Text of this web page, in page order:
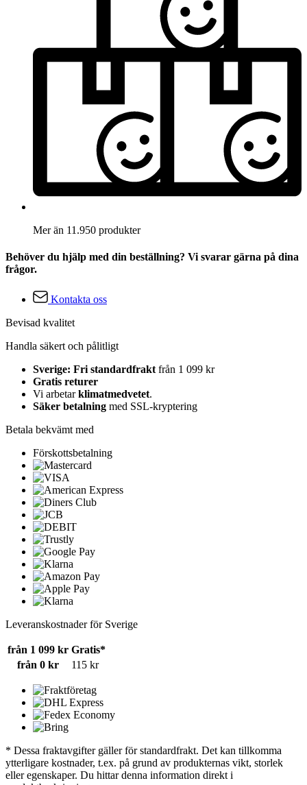
Mer än 11.950 produkter
Behöver du hjälp med din beställning? Vi svarar gärna på dina
frågor.
Kontakta oss
Bevisad kvalitet
Handla säkert och pålitligt
Sverige: Fri standardfrakt från 1 099 kr
Gratis returer
Vi arbetarklimatmedvetet.
Säker betalning med SSL-kryptering
Betala bekvämt med
Förskottsbetalning
Leveranskostnader för Sverige
från 1 099 kr Gratis*
från 0 kr
115 kr
* Dessa fraktavgifter gäller för standardfrakt. Det kan tillkomma
ytterligare kostnader, t.ex. på grund av produkternas vikt, storlek
eller egenskaper. Du hittar denna information direkt i